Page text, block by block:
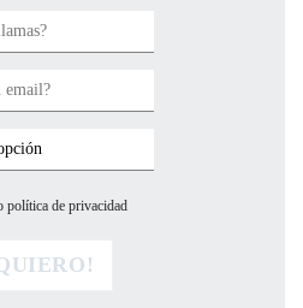
política de privacidad